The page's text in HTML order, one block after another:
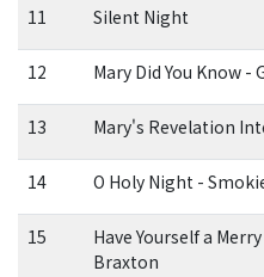
11 Silent Night
12 Mary Did You Know -
13 Mary's Revelation
14 O Holy Night -
15
Have Yourself a
Braxton